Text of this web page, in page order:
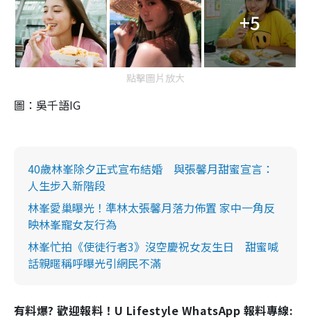
+5
點擊圖片放大
圖：吳千語IG
40歲林峯除夕正式宣布結婚 與張馨月甜蜜宣言：
人生步入新階段
林峯愛巢曝光！準林太張馨月落力佈置 家中一角反
映林峯寵女友行為
林峯忙拍《使徒行者3》沒空慶祝女友生日 甜蜜喊
話親暱稱呼曝光引網民不滿
有料爆? 歡迎報料！U Lifestyle WhatsApp 報料專線: